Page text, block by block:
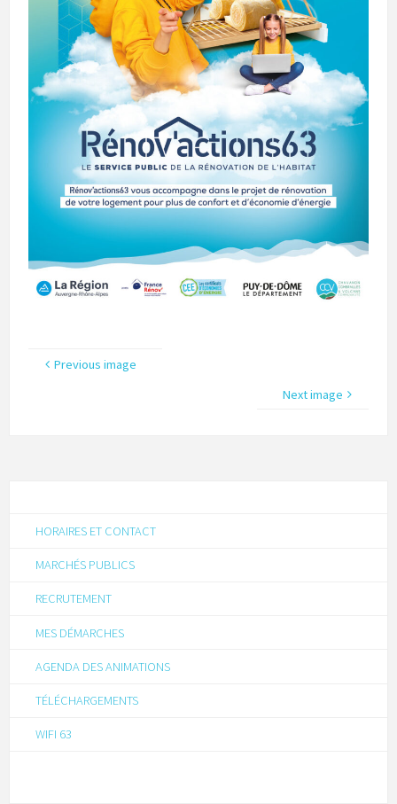
Previous image
Next image
HORAIRES ET CONTACT
MARCHÉS PUBLICS
RECRUTEMENT
MES DÉMARCHES
AGENDA DES ANIMATIONS
TÉLÉCHARGEMENTS
WIFI 63